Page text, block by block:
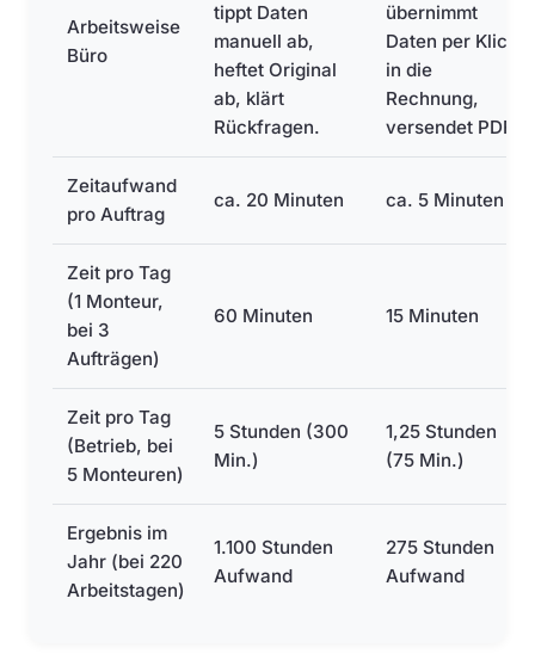
Arbeitsweise
Büro
tippt Daten
manuell ab,
heftet Original
ab, klärt
Rückfragen.
übernimmt
Daten per Klick
in die
Rechnung,
versendet PDF.
Zeitaufwand
pro Auftrag
ca. 20 Minuten ca. 5 Minuten
Zeit pro Tag
(1 Monteur,
bei 3
Aufträgen)
60 Minuten 15 Minuten
Zeit pro Tag
(Betrieb, bei
5 Monteuren)
5 Stunden (300
Min.)
1,25 Stunden
(75 Min.)
Ergebnis im
Jahr (bei 220
Arbeitstagen)
1.100 Stunden
Aufwand
275 Stunden
Aufwand